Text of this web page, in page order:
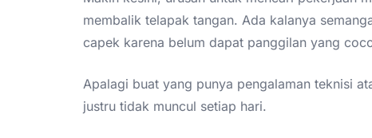
membalik telapak tangan. Ada kalanya
capek karena belum dapat panggilan yang
Apalagi buat yang punya pengalaman teknisi
justru tidak muncul setiap hari.